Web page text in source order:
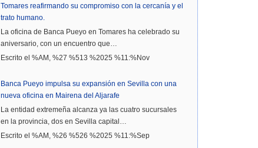
Tomares reafirmando su compromiso con la cercanía y el
trato humano.
La oficina de Banca Pueyo en Tomares ha celebrado su
aniversario, con un encuentro que…
Escrito el %AM, %27 %513 %2025 %11:%Nov
Banca Pueyo impulsa su expansión en Sevilla con una
nueva oficina en Mairena del Aljarafe
La entidad extremeña alcanza ya las cuatro sucursales
en la provincia, dos en Sevilla capital…
Escrito el %AM, %26 %526 %2025 %11:%Sep